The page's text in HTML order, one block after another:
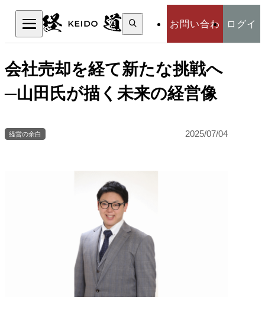
お問い合わ
せ
ログイ
検
索:
検索
会社売却を経て新たな挑戦へ
─山田氏が描く未来の経営像
経営の余白 2025/07/04